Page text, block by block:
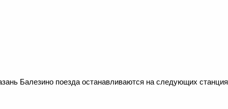
Балезино поезда останавливаются на следующих